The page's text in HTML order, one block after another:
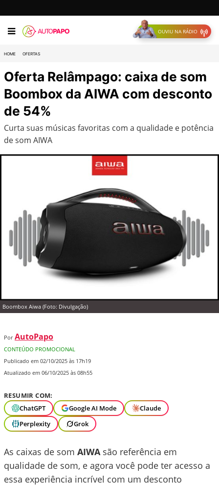
OUVIU NA RÁDIO
HOME OFERTAS
Oferta Relâmpago: caixa de som
Boombox da AIWA com desconto
de 54%
Curta suas músicas favoritas com a qualidade e potência
de som AIWA
Boombox Aiwa (Foto: Divulgação)
Por AutoPapo
CONTEÚDO PROMOCIONAL
Publicado em 02/10/2025 às 17h19
Atualizado em 06/10/2025 às 08h55
RESUMIR COM:
ChatGPT
Google AI Mode
Claude
Perplexity
Grok
As caixas de som AIWAsão referência em
qualidade de som, e agora você pode ter acesso a
essa experiência incrível com um desconto